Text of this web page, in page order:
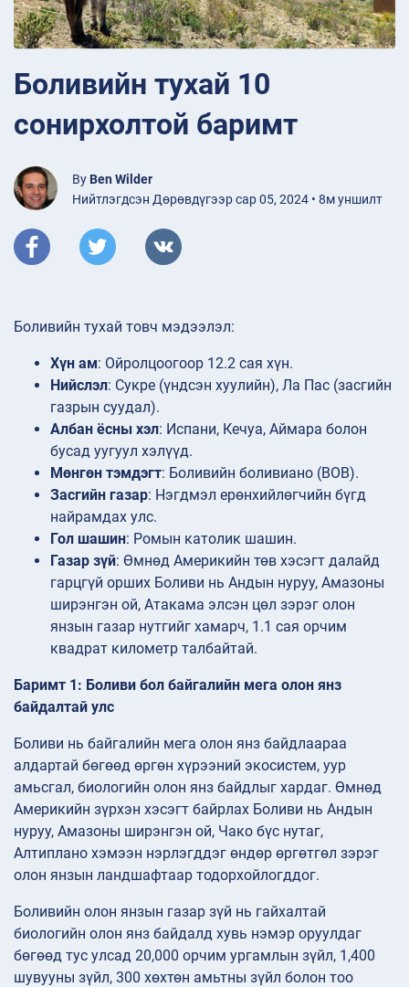
Боливийн тухай 10
сонирхолтой баримт
By Ben Wilder
Нийтлэгдсэн Дөрөвдүгээр сар 05, 2024 • 8м уншилт
Боливийн тухай товч мэдээлэл:
Хүн ам: Ойролцоогоор 12.2 сая хүн.
Нийслэл: Сукре (үндсэн хуулийн), Ла Пас (засгийн
газрын суудал).
Албан ёсны хэл: Испани, Кечуа, Аймара болон
бусад уугуул хэлүүд.
Мөнгөн тэмдэгт: Боливийн боливиано (BOB).
Засгийн газар: Нэгдмэл ерөнхийлөгчийн бүгд
найрамдах улс.
Гол шашин: Ромын католик шашин.
Газар зүй: Өмнөд Америкийн төв хэсэгт далайд
гарцгүй орших Боливи нь Андын нуруу, Амазоны
ширэнгэн ой, Атакама элсэн цөл зэрэг олон
янзын газар нутгийг хамарч, 1.1 сая орчим
квадрат километр талбайтай.
Баримт 1: Боливи бол байгалийн мега олон янз
байдалтай улс
Боливи нь байгалийн мега олон янз байдлаараа
алдартай бөгөөд өргөн хүрээний экосистем, уур
амьсгал, биологийн олон янз байдлыг хардаг. Өмнөд
Америкийн зүрхэн хэсэгт байрлах Боливи нь Андын
нуруу, Амазоны ширэнгэн ой, Чако бүс нутаг,
Алтиплано хэмээн нэрлэгддэг өндөр өргөтгөл зэрэг
олон янзын ландшафтаар тодорхойлогддог.
Боливийн олон янзын газар зүй нь гайхалтай
биологийн олон янз байдалд хувь нэмэр оруулдаг
бөгөөд тус улсад 20,000 орчим ургамлын зүйл, 1,400
шувууны зүйл, 300 хөхтөн амьтны зүйл болон тоо